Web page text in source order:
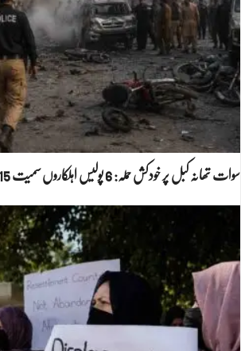
سوات تھانہ کبل پر خودکش حملہ: 6 پولیس اہلکاروں سمیت 15 افراد شہید، 10…